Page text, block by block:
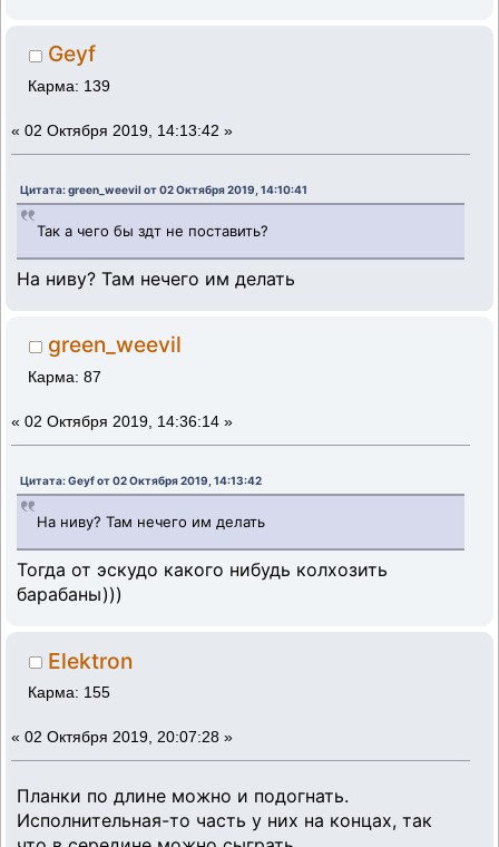
Geyf
Карма: 139
« 02 Октября 2019, 14:13:42 »
Цитата: green_weevil от 02 Октября 2019, 14:10:41
Так а чего бы здт не поставить?
На ниву? Там нечего им делать
green_weevil
Карма: 87
« 02 Октября 2019, 14:36:14 »
Цитата: Geyf от 02 Октября 2019, 14:13:42
На ниву? Там нечего им делать
Тогда от эскудо какого нибудь колхозить
барабаны)))
Elektron
Карма: 155
« 02 Октября 2019, 20:07:28 »
Планки по длине можно и подогнать.
Исполнительная-то часть у них на концах, так